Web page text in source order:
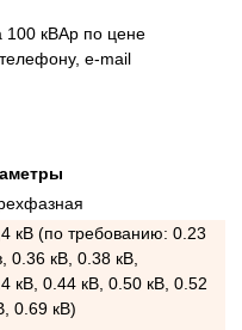
100 кВАр по цене
e-mail
кВ (по требованию: 0.23
0.36 кВ, 0.38 кВ,
кВ, 0.44 кВ, 0.50 кВ, 0.52
0.69 кВ)